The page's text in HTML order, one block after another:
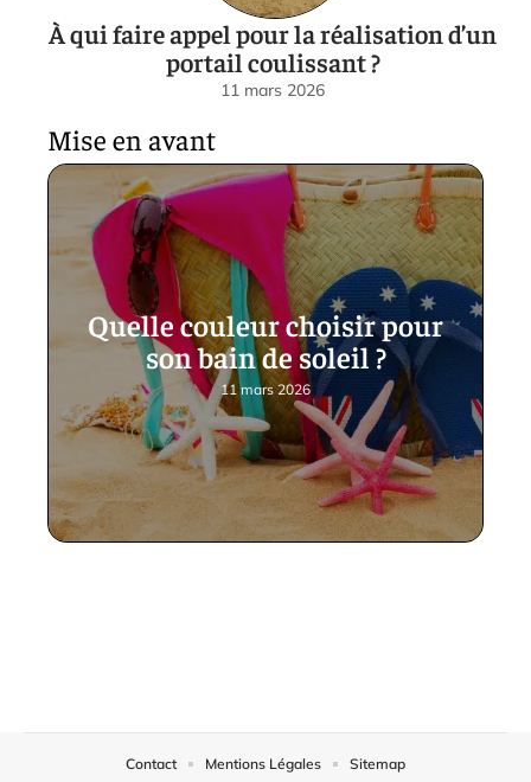
À qui faire appel pour la réalisation d’un
portail coulissant ?
11 mars 2026
Mise en avant
Quelle couleur choisir pour
son bain de soleil ?
11 mars 2026
Contact Mentions Légales Sitemap